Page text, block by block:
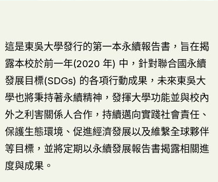
這是東吳大學發行的第一本永續報告書，旨在揭
露本校於前一年(2020 年) 中，針對聯合國永續
發展目標(SDGs) 的各項行動成果，未來東吳大
學也將秉持著永續精神，發揮大學功能並與校內
外之利害關係人合作，持續邁向實踐社會責任、
保護生態環境、促進經濟發展以及維繫全球夥伴
等目標，並將定期以永續發展報告書揭露相關進
度與成果。